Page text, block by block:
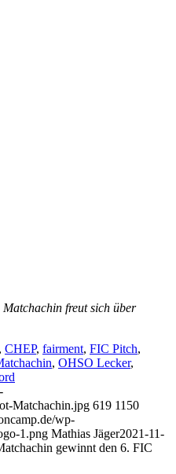
freut sich über
, CHEP, fairment, FIC Pitch,
, OHSO Lecker,
Matchachin.jpg 619 1150
wp-
1.png Mathias Jäger2021-11-
gewinnt den 6. FIC